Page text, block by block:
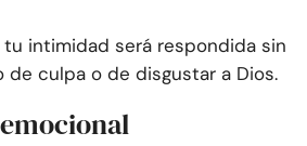
intimidad será respondida sin
de culpa o de disgustar a Dios.